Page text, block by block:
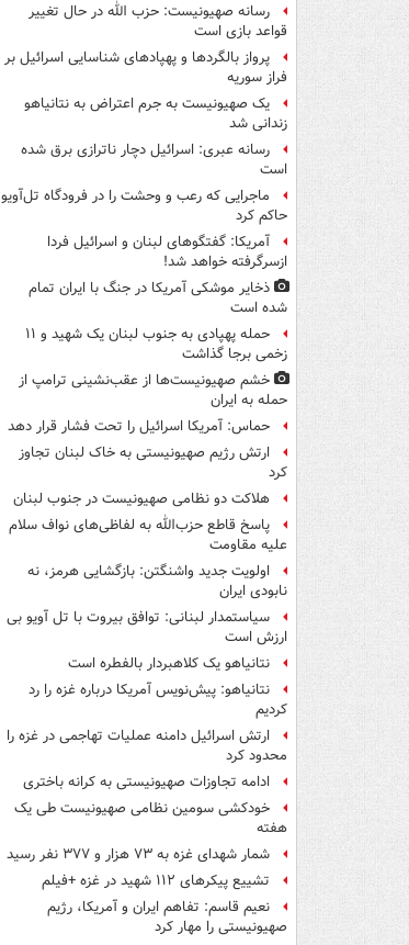
رسانه صهیونیست: حزب الله در حال تغییر
قواعد بازی است
پرواز بالگردها و پهپادهای شناسایی اسرائیل بر
فراز سوریه
یک صهیونیست به جرم اعتراض به نتانیاهو
زندانی شد
رسانه عبری: اسرائیل دچار ناترازی برق شده
است
ماجرایی که رعب و وحشت را در فرودگاه تل‌آویو
حاکم کرد
آمریکا: گفتگوهای لبنان و اسرائیل فردا
ازسرگرفته خواهد شد!
ذخایر موشکی آمریکا در جنگ با ایران تمام
شده است
حمله پهپادی به جنوب لبنان یک شهید و ۱۱
زخمی برجا گذاشت
خشم صهیونیست‌ها از عقب‌نشینی ترامپ از
حمله به ایران
حماس: آمریکا اسرائیل را تحت فشار قرار دهد
ارتش رژیم صهیونیستی به خاک لبنان تجاوز
کرد
هلاکت دو نظامی صهیونیست در جنوب لبنان
پاسخ قاطع حزب‌الله به لفاظی‌های نواف سلام
علیه مقاومت
اولویت جدید واشنگتن: بازگشایی هرمز، نه
نابودی ایران
سیاستمدار لبنانی: توافق بیروت با تل آویو بی
ارزش است
نتانیاهو یک کلاهبردار بالفطره است
نتانیاهو: پیش‌نویس آمریکا درباره غزه را رد
کردیم
ارتش اسرائیل دامنه عملیات تهاجمی در غزه را
محدود کرد
ادامه تجاوزات صهیونیستی به کرانه باختری
خودکشی سومین نظامی صهیونیست طی یک
هفته
شمار شهدای غزه به ۷۳ هزار و ۳۷۷ نفر رسید
تشییع پیکرهای ۱۱۲ شهید در غزه +فیلم
نعیم قاسم: تفاهم ایران و آمریکا، رژیم
صهیونیستی را مهار کرد